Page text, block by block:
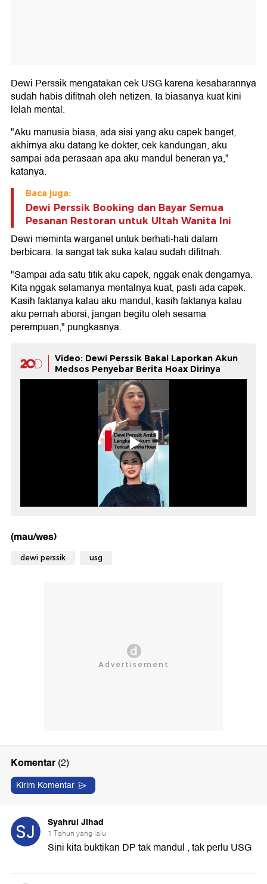
Dewi Perssik mengatakan cek USG karena kesabarannya
sudah habis difitnah oleh netizen. Ia biasanya kuat kini
lelah mental.
"Aku manusia biasa, ada sisi yang aku capek banget,
akhirnya aku datang ke dokter, cek kandungan, aku
sampai ada perasaan apa aku mandul beneran ya,"
katanya.
Baca juga:
Dewi Perssik Booking dan Bayar Semua
Pesanan Restoran untuk Ultah Wanita Ini
Dewi meminta warganet untuk berhati-hati dalam
berbicara. Ia sangat tak suka kalau sudah difitnah.
"Sampai ada satu titik aku capek, nggak enak dengarnya.
Kita nggak selamanya mentalnya kuat, pasti ada capek.
Kasih faktanya kalau aku mandul, kasih faktanya kalau
aku pernah aborsi, jangan begitu oleh sesama
perempuan," pungkasnya.
Video: Dewi Perssik Bakal Laporkan Akun
Medsos Penyebar Berita Hoax Dirinya
(mau/wes)
dewi perssik usg